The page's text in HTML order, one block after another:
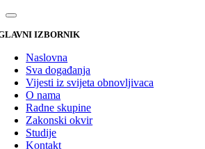
IZBORNIK
Naslovna
Sva događanja
Vijesti iz svijeta obnovljivaca
O nama
Radne skupine
Zakonski okvir
Studije
Kontakt